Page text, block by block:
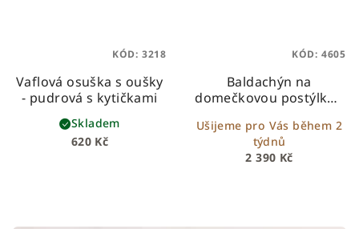
Vaflová osuška s oušky
- pudrová s kytičkami
620 Kč
Skladem
KÓD: 3218
Baldachýn na
domečkovou postýlku -
2 390 Kč
Ušijeme pro Vás během 2
týdnů
KÓD: 4605